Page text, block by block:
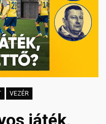
VEZÉR